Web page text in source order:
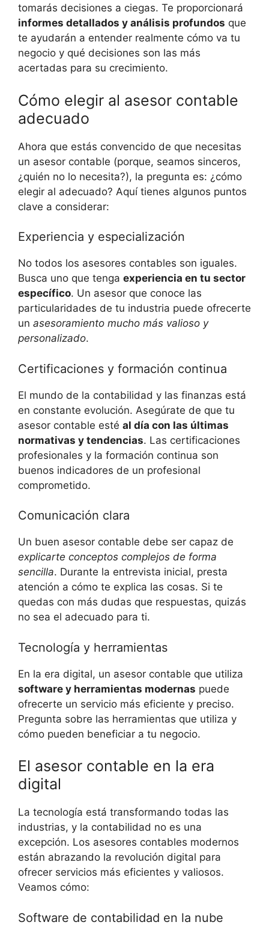
tomarás decisiones a ciegas. Te proporcionará
informes detallados y análisis profundos que
te ‍ayudarán a entender realmente cómo va tu
negocio y qué decisiones son⁤ las ‍más
acertadas ⁣para su crecimiento.
Cómo elegir al asesor contable
⁣adecuado
Ahora ‌que estás convencido de que⁣ necesitas
un asesor⁢ contable (porque, seamos sinceros,
¿quién no​ lo‌ necesita?), ‌la ‌pregunta es: ¿cómo
elegir ⁤al adecuado? Aquí tienes⁤ algunos puntos
clave a ⁣considerar:
Experiencia y especialización
No⁣ todos⁣ los asesores ⁣contables ⁣son ⁢iguales.
Busca uno que tenga experiencia en tu sector
específico. Un ⁢asesor que conoce las​
particularidades de tu industria puede ⁢ofrecerte
un asesoramiento mucho más ⁣valioso ‍y
personalizado.
Certificaciones y ⁤formación continua
El mundo de ​la contabilidad y las finanzas⁣ está
en constante evolución. Asegúrate de⁢ que tu
asesor contable esté al⁢ día con las ‌últimas
normativas y tendencias. ‍Las certificaciones
profesionales y ​la formación continua son
⁣buenos indicadores de un⁤ profesional⁤
comprometido.
Comunicación clara
Un buen ⁢asesor ⁤contable debe ser capaz de ⁢
explicarte conceptos complejos de forma
sencilla. Durante la entrevista‍ inicial,⁤ presta ​
atención⁤ a⁢ cómo te explica las cosas.‌ Si te
quedas ​con⁤ más ‍dudas que respuestas, quizás⁣
no sea el adecuado para ti.
Tecnología y herramientas
En la era digital, un ⁣asesor contable que‍ utiliza
software ⁣y herramientas modernas puede
ofrecerte ⁤un servicio más eficiente ⁢y preciso.
Pregunta sobre las herramientas que ‍utiliza y
cómo pueden beneficiar a tu ⁤negocio.
El asesor contable en la era
digital
La tecnología está transformando todas las
industrias, ⁢y la contabilidad no es una
⁢excepción.​ Los asesores contables modernos
están abrazando‍ la revolución⁤ digital para
⁢ofrecer servicios más ‍eficientes y valiosos.
Veamos cómo:
Software de contabilidad en la⁢ nube